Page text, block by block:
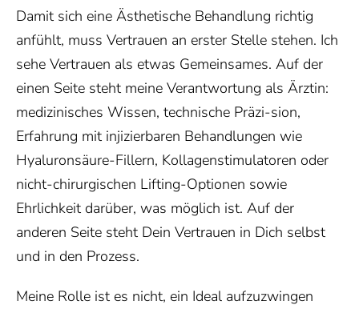
Damit sich eine Ästhetische Behandlung richtig
anfühlt, muss Vertrauen an erster Stelle stehen. Ich
sehe Vertrauen als etwas Gemeinsames. Auf der
einen Seite steht meine Verantwortung als Ärztin:
medizinisches Wissen, technische Präzi-sion,
Erfahrung mit injizierbaren Behandlungen wie
Hyaluronsäure-Fillern, Kollagenstimulatoren oder
nicht-chirurgischen Lifting-Optionen sowie
Ehrlichkeit darüber, was möglich ist. Auf der
anderen Seite steht Dein Vertrauen in Dich selbst
und in den Prozess.
Meine Rolle ist es nicht, ein Ideal aufzuzwingen